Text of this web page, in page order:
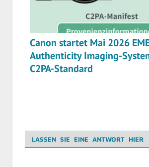
Canon startet Mai 2026
Authenticity Imaging-
C2PA-Standard
LASSEN SIE EINE ANTWORT HIER